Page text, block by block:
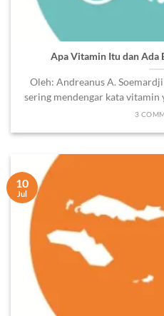
Apa Vitamin Itu dan Ada
Oleh: Andreanus A.
sering mendengar kata vitamin
3
10
Jul